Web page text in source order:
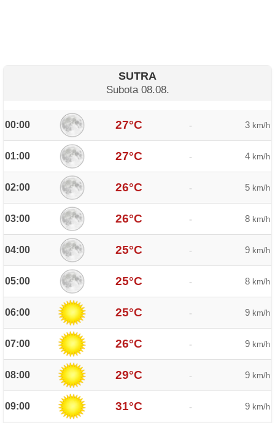
SUTRA
Subota 08.08.
00:00 27°C - 3 km/h
01:00 27°C - 4 km/h
02:00 26°C - 5 km/h
03:00 26°C - 8 km/h
04:00 25°C - 9 km/h
05:00 25°C - 8 km/h
06:00 25°C - 9 km/h
07:00 26°C - 9 km/h
08:00 29°C - 9 km/h
09:00 31°C - 9 km/h